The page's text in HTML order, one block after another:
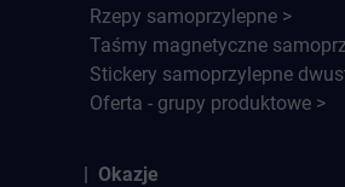
| Okazje
Rzepy samoprzylepne >
Taśmy magnetyczne
Stickery samoprzylepne
Oferta - grupy produktowe >